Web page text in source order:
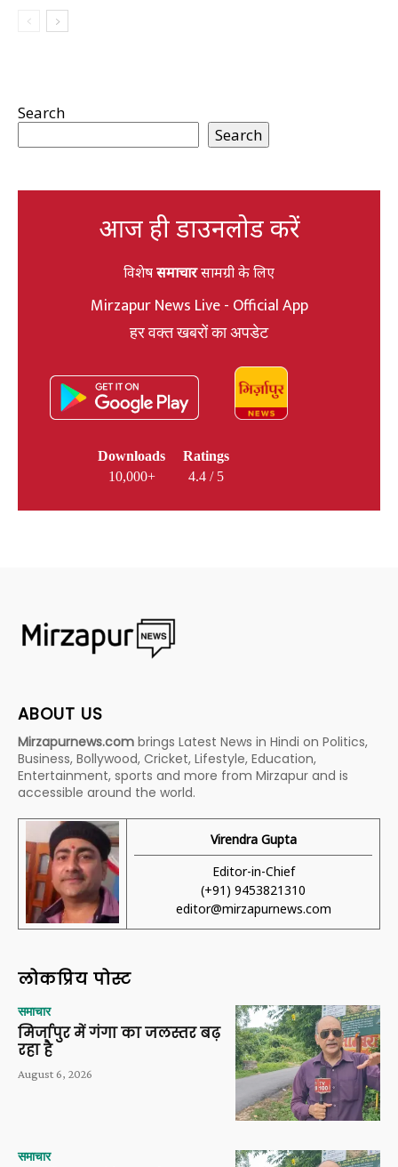
Search
Search
आज ही डाउनलोड करें
विशेषसमाचारसामग्री के लिए
Mirzapur News Live - Official App
हर वक्त खबरों का अपडेट
Downloads
10,000+
Ratings
4.4 / 5
ABOUT US
Mirzapurnews.com brings Latest News in Hindi on Politics,
Business, Bollywood, Cricket, Lifestyle, Education,
Entertainment, sports and more from Mirzapur and is
accessible around the world.
Virendra Gupta
Editor-in-Chief
(+91) 9453821310
editor@mirzapurnews.com
लोकप्रिय पोस्ट
समाचार
मिर्जापुर में गंगा का जलस्तर बढ़
रहा है
August 6, 2026
समाचार